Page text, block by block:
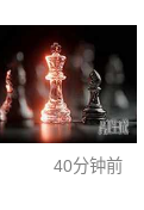
40分钟前